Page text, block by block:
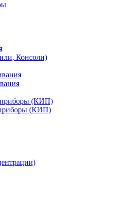
Консоли)
приборы (КИП)
приборы (КИП)